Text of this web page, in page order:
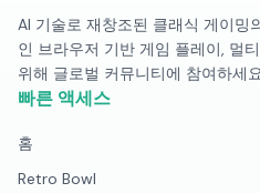
AI 기술로 재창조된 클래식 게이밍
인 브라우저 기반 게임 플레이, 멀
위해 글로벌 커뮤니티에 참여하세
빠른 액세스
홈
Retro Bowl